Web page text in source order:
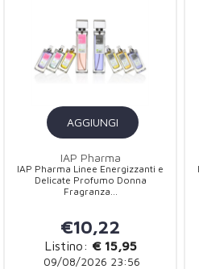
AGGIUNGI
IAP Pharma
IAP Pharma Linee Energizzanti e
Delicate Profumo Donna
Fragranza...
€10,22
Listino: € 15,95
09/08/2026 23:56